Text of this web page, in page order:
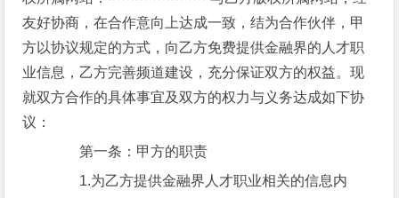
友好协商，在合作意向上达成一致，结为合作伙伴，甲
方以协议规定的方式，向乙方免费提供金融界的人才职
业信息，乙方完善频道建设，充分保证双方的权益。现
就双方合作的具体事宜及双方的权力与义务达成如下协
议：
第一条：甲方的职责
1.为乙方提供金融界人才职业相关的信息内